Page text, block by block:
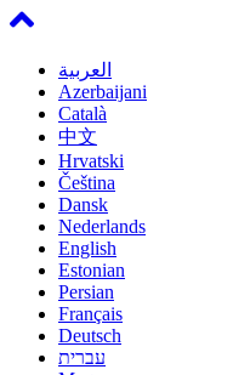
العربية
Azerbaijani
Català
中文
Hrvatski
Čeština
Dansk
Nederlands
English
Estonian
Persian
Français
Deutsch
עברית